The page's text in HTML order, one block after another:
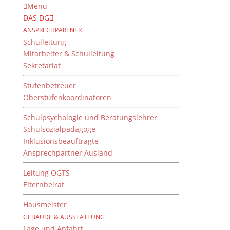
Menu
DAS DG
ANSPRECHPARTNER
Schulleitung
Mitarbeiter & Schulleitung
Sekretariat
Stufenbetreuer
Oberstufenkoordinatoren
Schulpsychologie und Beratungslehrer
Schulsozialpädagoge
Inklusionsbeauftragte
Ansprechpartner Ausland
Leitung OGTS
Elternbeirat
Hausmeister
GEBÄUDE & AUSSTATTUNG
The young teachers of
class 5c
19. Februar 2019